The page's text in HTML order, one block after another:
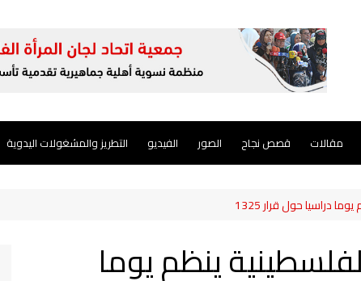
مقالات قصص نجاح الصور الفيديو التطريز والمشغولات اليدوية
دراسيا حول قرار 1325
ينظم يوما